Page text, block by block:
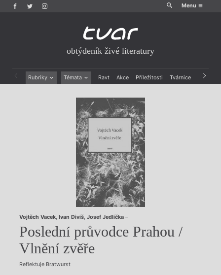
Menu
obtýdeník živé literatury
Rubriky Témata Ravt Akce Příležitosti Tvárnice Archiv
Historie kolonialismu
Vojtěch Vacek, Ivan Diviš, Josef Jedlička–
Poslední průvodce Prahou /
Vlnění zvěře
Reflektuje Bratwurst